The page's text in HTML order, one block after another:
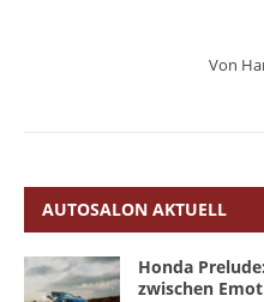
Von
AUTOSALON AKTUELL
Honda
zwischen